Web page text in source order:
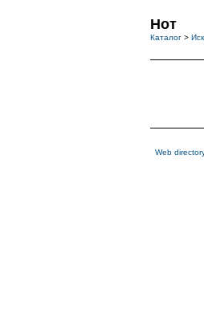
Нот
Каталог >
Web